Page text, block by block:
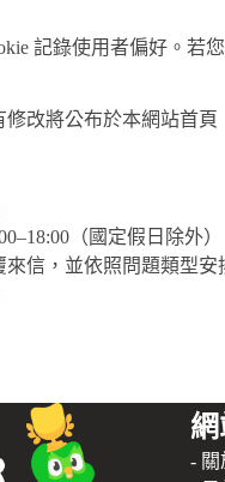
記錄使用者偏好。若
改將公布於本網站首頁
（國定假日除外）
信，並依照問題類型安
網
- 關